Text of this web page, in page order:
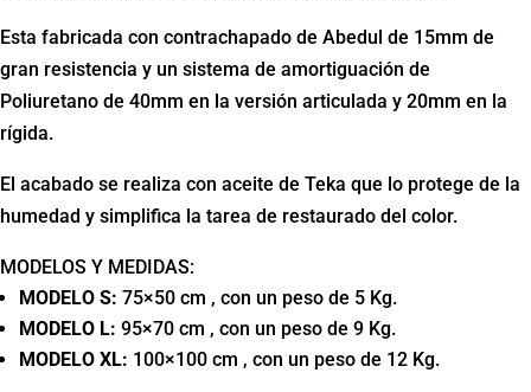
Esta fabricada con contrachapado de Abedul de 15mm de
gran resistencia y un sistema de amortiguación de
Poliuretano de 40mm en la versión articulada y 20mm en la
rígida.
El acabado se realiza con aceite de Teka que lo protege de la
humedad y simplifica la tarea de restaurado del color.
MODELOS Y MEDIDAS:
MODELO S: 75×50 cm , con un peso de 5 Kg.
MODELO L: 95×70 cm , con un peso de 9 Kg.
MODELO XL: 100×100 cm , con un peso de 12 Kg.